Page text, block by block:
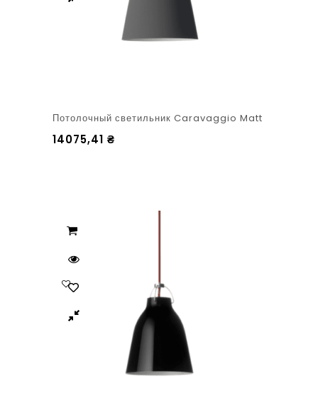
Потолочный светильник Caravaggio Matt
14075,41 ₴